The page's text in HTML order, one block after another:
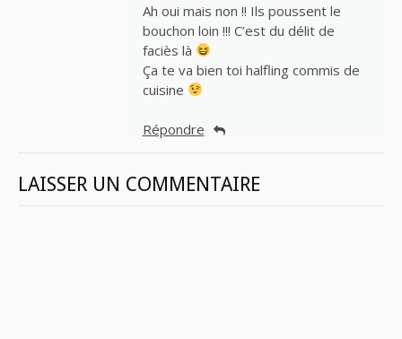
Ah oui mais non !! Ils poussent le
bouchon loin !!! C’est du délit de
faciès là
Ça te va bien toi halfling commis de
cuisine
Répondre
LAISSER UN COMMENTAIRE